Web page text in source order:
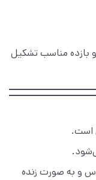
بازده مناسب تشکیل
است.
و به صورت زنده